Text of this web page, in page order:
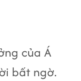
của Á
bất ngờ.